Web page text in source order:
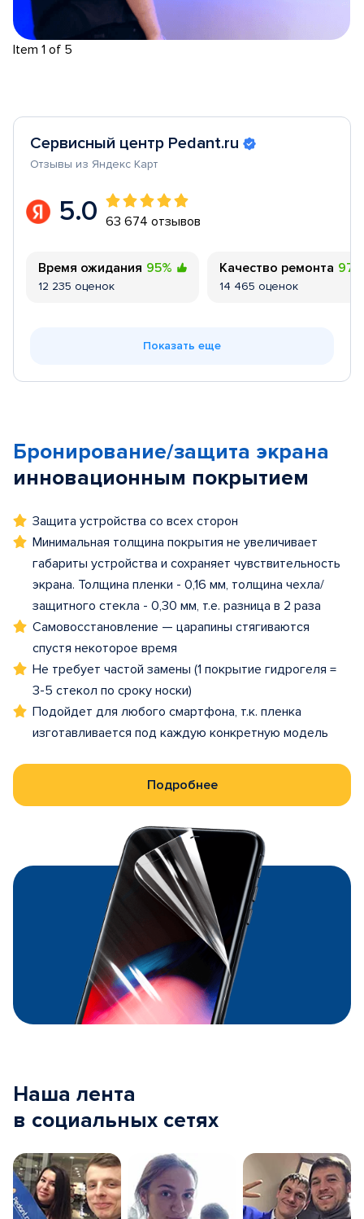
Item 1 of 5
Сервисный центр Pedant.ru
Отзывы из Яндекс Карт
5.0 63 674 отзывов
Время ожидания 95%
12 235 оценок
Качество ремонта 97%
14 465 оценок
Показать еще
Бронирование/защита экрана
инновационным покрытием
Защита устройства со всех сторон
Минимальная толщина покрытия не увеличивает
габариты устройства и сохраняет чувствительность
экрана. Толщина пленки - 0,16 мм, толщина чехла/
защитного стекла - 0,30 мм, т.е. разница в 2 раза
Самовосстановление — царапины стягиваются
спустя некоторое время
Не требует частой замены (1 покрытие гидрогеля =
3-5 стекол по сроку носки)
Подойдет для любого смартфона, т.к. пленка
изготавливается под каждую конкретную модель
Подробнее
Наша лента
в социальных сетях